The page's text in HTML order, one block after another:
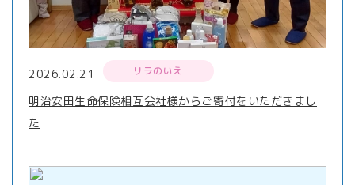
2026.02.21 リラのいえ
明治安田生命保険相互会社様からご寄付をいただきまし
た